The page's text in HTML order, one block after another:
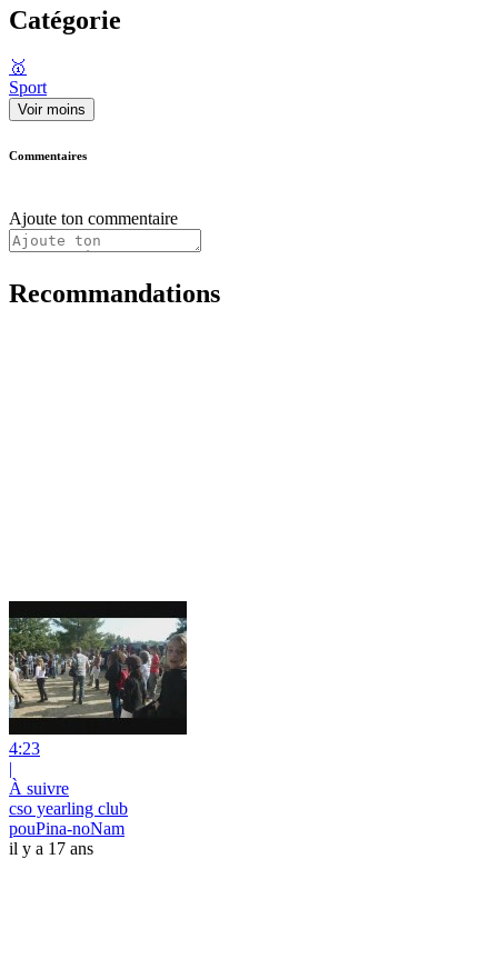
Catégorie
🥇
Sport
Voir moins
Commentaires
Ajoute ton commentaire
Recommandations
4:23
|
À suivre
cso yearling club
pouPina-noNam
il y a 17 ans